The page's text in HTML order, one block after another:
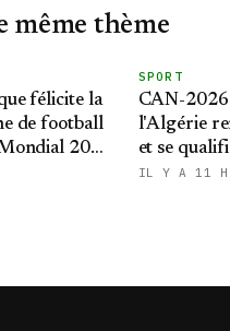
même thème
félicite la
de football
2027
SPORT
CAN-
l'Algérie
et se
IL Y A 11 H